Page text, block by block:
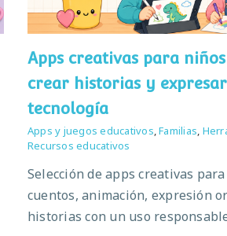
Apps creativas para
crear historias y
tecnología
Apps y juegos educativos,Familias,
Recursos educativos
Selección de apps creativas
cuentos, animación, expresión
historias con un uso